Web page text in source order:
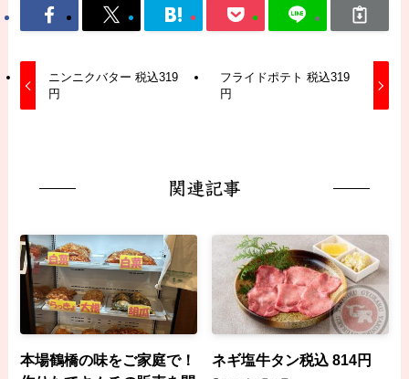
ニンニクバター 税込319
円
フライドポテト 税込319
円
関連記事
本場鶴橋の味をご家庭で！
ネギ塩牛タン税込 814円